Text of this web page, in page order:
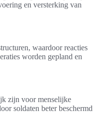
en versterking van
waardoor reacties
worden gepland en
zijn voor menselijke
soldaten beter beschermd